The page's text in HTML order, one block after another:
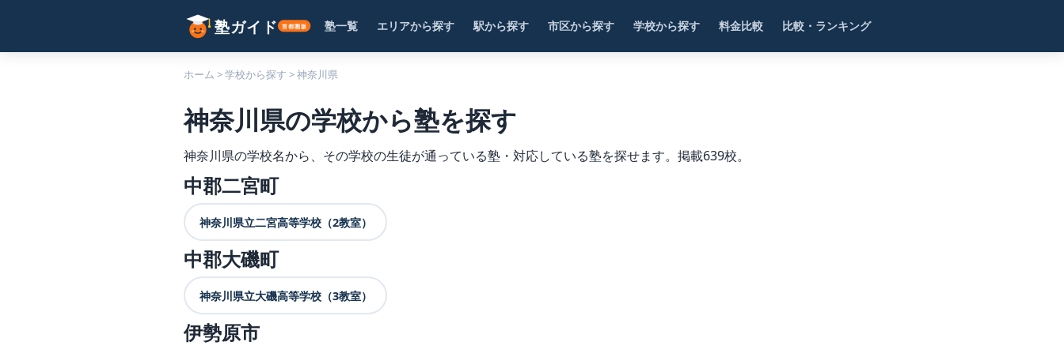
塾一覧 エリアから探す 駅から探す 市区から探す 学校から探す 料金比較 比較・ランキング
ホーム >学校から探す >神奈川県
神奈川県の学校から塾を探す
神奈川県の学校名から、その学校の生徒が通っている塾・対応している塾を探せます。掲載639校。
中郡二宮町
神奈川県立二宮高等学校（2教室）
中郡大磯町
神奈川県立大磯高等学校（3教室）
伊勢原市